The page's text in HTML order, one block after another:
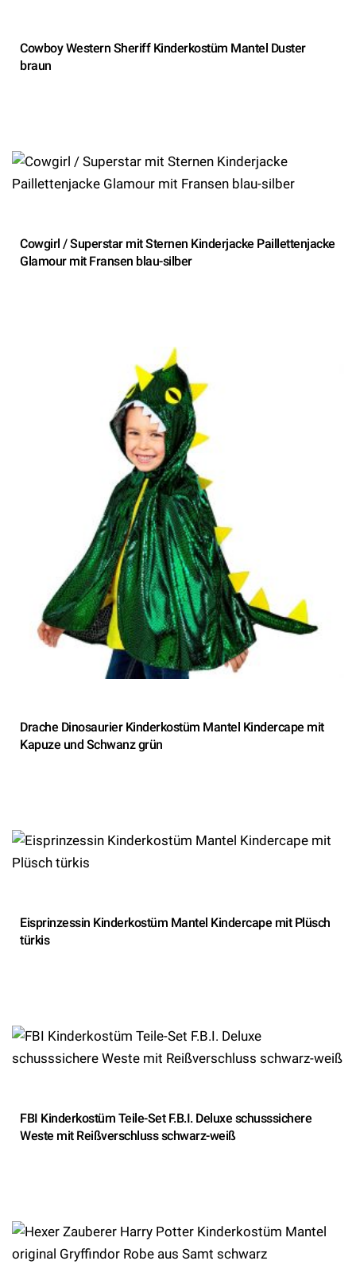
Cowboy Western Sheriff Kinderkostüm Mantel Duster
braun
Cowgirl / Superstar mit Sternen Kinderjacke Paillettenjacke
Glamour mit Fransen blau-silber
Drache Dinosaurier Kinderkostüm Mantel Kindercape mit
Kapuze und Schwanz grün
Eisprinzessin Kinderkostüm Mantel Kindercape mit Plüsch
türkis
FBI Kinderkostüm Teile-Set F.B.I. Deluxe schusssichere
Weste mit Reißverschluss schwarz-weiß